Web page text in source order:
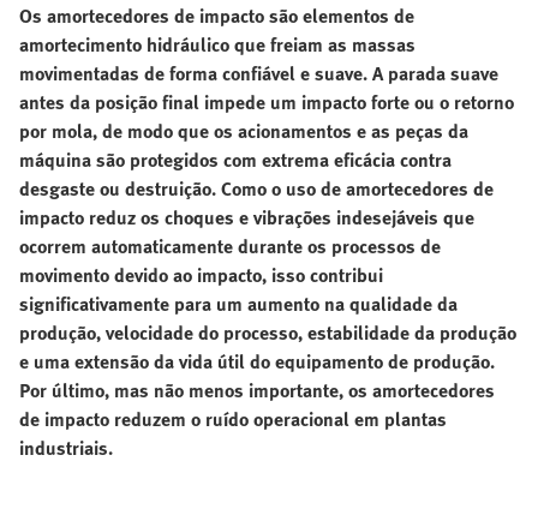
Os amortecedores de impacto são elementos de
amortecimento hidráulico que freiam as massas
movimentadas de forma confiável e suave. A parada suave
antes da posição final impede um impacto forte ou o retorno
por mola, de modo que os acionamentos e as peças da
máquina são protegidos com extrema eficácia contra
desgaste ou destruição. Como o uso de amortecedores de
impacto reduz os choques e vibrações indesejáveis que
ocorrem automaticamente durante os processos de
movimento devido ao impacto, isso contribui
significativamente para um aumento na qualidade da
produção, velocidade do processo, estabilidade da produção
e uma extensão da vida útil do equipamento de produção.
Por último, mas não menos importante, os amortecedores
de impacto reduzem o ruído operacional em plantas
industriais.